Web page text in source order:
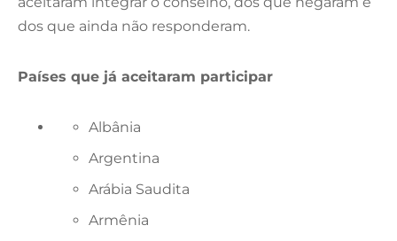
dos que ainda não responderam.
Países que já aceitaram participar
Albânia
Argentina
Arábia Saudita
Armênia